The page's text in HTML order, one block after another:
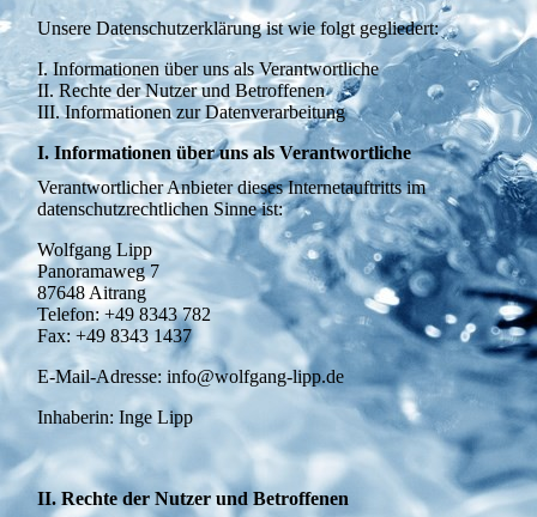
Unsere Datenschutzerklärung ist wie folgt gegliedert:
I. Informationen über uns als Verantwortliche
II. Rechte der Nutzer und Betroffenen
III. Informationen zur Datenverarbeitung
I. Informationen über uns als Verantwortliche
Verantwortlicher Anbieter dieses Internetauftritts im
datenschutzrechtlichen Sinne ist:
Wolfgang Lipp
Panoramaweg 7
87648 Aitrang
Telefon: +49 8343 782
Fax: +49 8343 1437
E-Mail-Adresse: info@wolfgang-lipp.de
Inhaberin: Inge Lipp
II. Rechte der Nutzer und Betroffenen